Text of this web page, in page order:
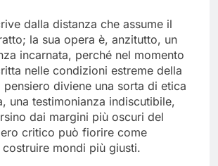
dalla distanza che assume il
la sua opera è, anzitutto, un
incarnata, perché nel momento
nelle condizioni estreme della
diviene una sorta di etica
una testimonianza indiscutibile,
dai margini più oscuri del
critico può fiorire come
mondi più giusti.